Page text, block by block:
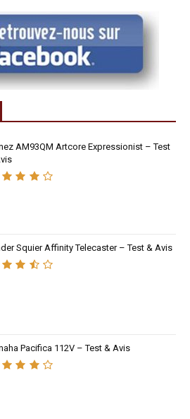
AM93QM Artcore Expressionist – Test
Squier Affinity Telecaster – Test & Avis
Pacifica 112V – Test & Avis